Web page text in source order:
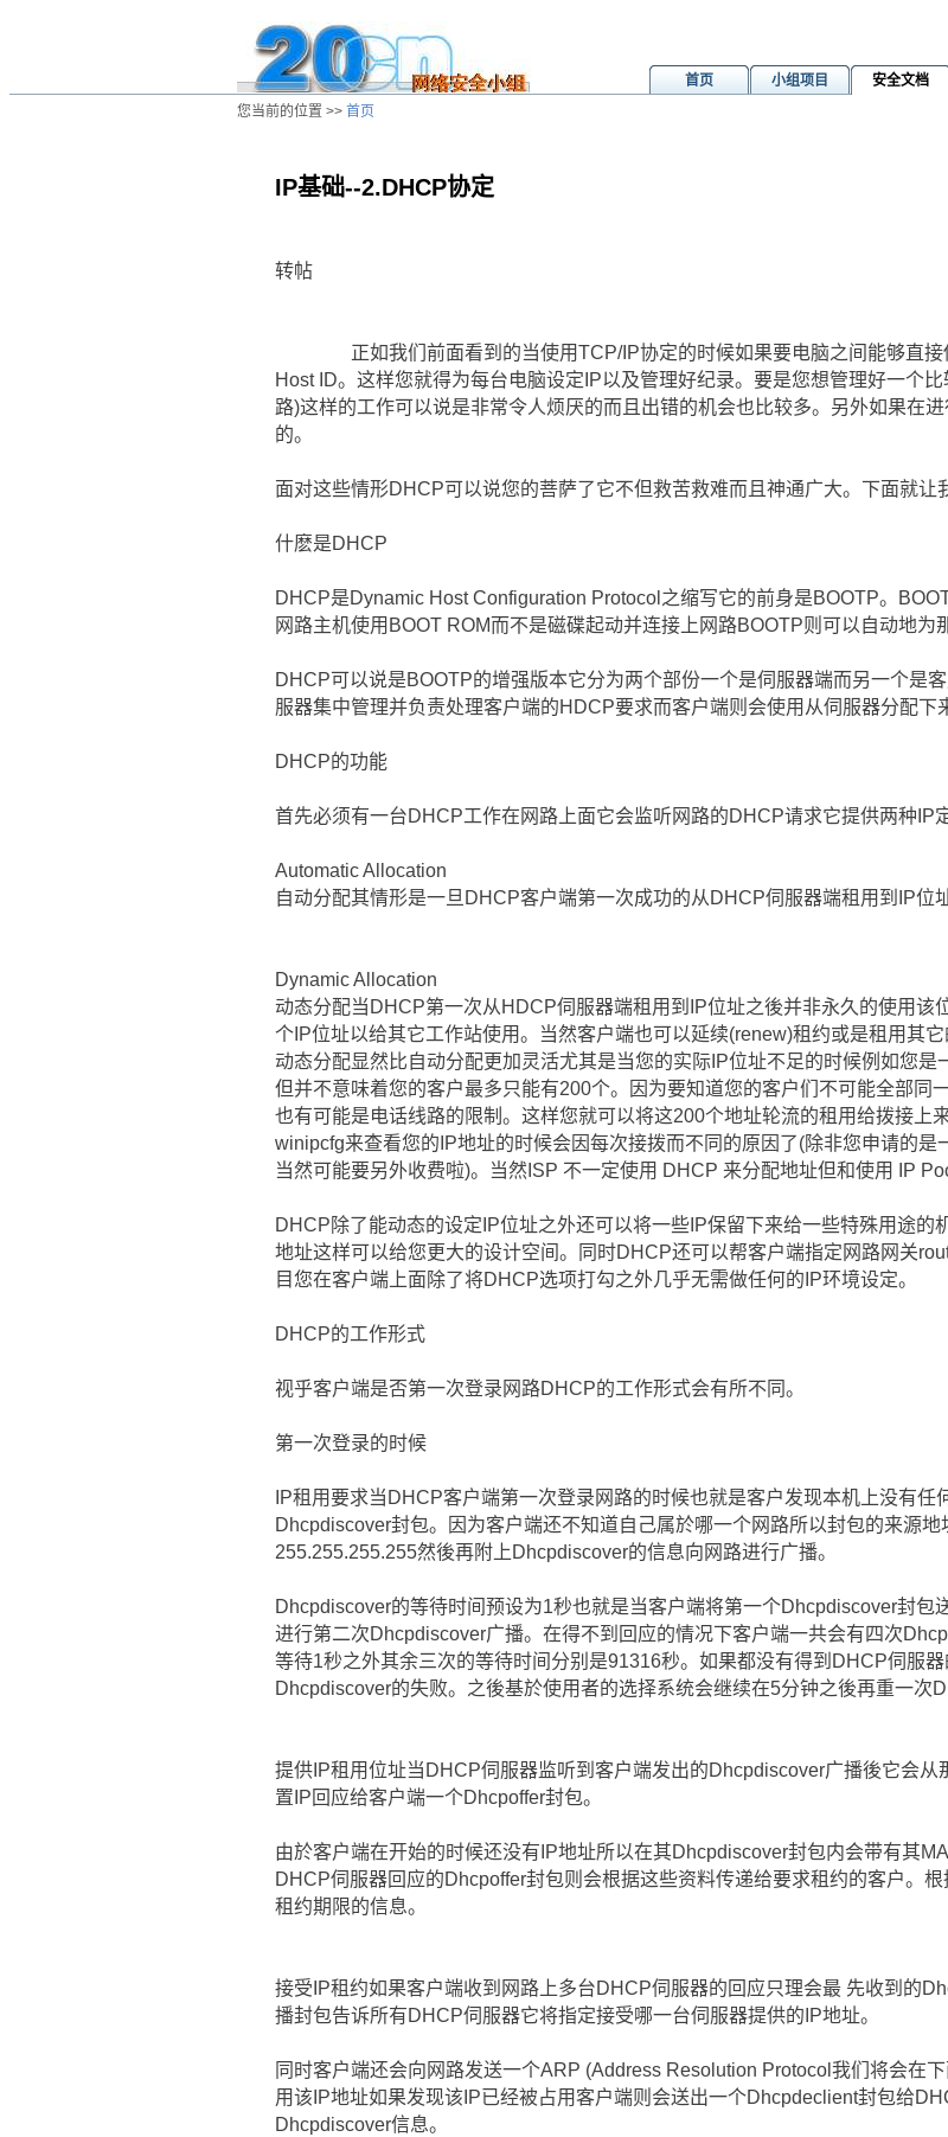
首页 小组项目 安全文档
您当前的位置 >> 首页
IP基础--2.DHCP协定
转帖
正如我们前面看到的当使用TCP/IP协定的时候如果要电脑之间能够直接
Host ID。这样您就得为每台电脑设定IP以及管理好纪录。要是您想管理好一个
路)这样的工作可以说是非常令人烦厌的而且出错的机会也比较多。另外如果在
的。
面对这些情形DHCP可以说您的菩萨了它不但救苦救难而且神通广大。下面就让
什麽是DHCP
DHCP是Dynamic Host Configuration Protocol之缩写它的前身是BOOTP。
网路主机使用BOOT ROM而不是磁碟起动并连接上网路BOOTP则可以自动地为
DHCP可以说是BOOTP的增强版本它分为两个部份一个是伺服器端而另一个是
服器集中管理并负责处理客户端的HDCP要求而客户端则会使用从伺服器分配下
DHCP的功能
首先必须有一台DHCP工作在网路上面它会监听网路的DHCP请求它提供两种IP
Automatic Allocation
自动分配其情形是一旦DHCP客户端第一次成功的从DHCP伺服器端租用到IP位
Dynamic Allocation
动态分配当DHCP第一次从HDCP伺服器端租用到IP位址之後并非永久的使用该
个IP位址以给其它工作站使用。当然客户端也可以延续(renew)租约或是租用其它
动态分配显然比自动分配更加灵活尤其是当您的实际IP位址不足的时候例如您
但并不意味着您的客户最多只能有200个。因为要知道您的客户们不可能全部同
也有可能是电话线路的限制。这样您就可以将这200个地址轮流的租用给拨接上
winipcfg来查看您的IP地址的时候会因每次接拨而不同的原因了(除非您申请的
当然可能要另外收费啦)。当然ISP 不一定使用 DHCP 来分配地址但和使用 IP
DHCP除了能动态的设定IP位址之外还可以将一些IP保留下来给一些特殊用途的
地址这样可以给您更大的设计空间。同时DHCP还可以帮客户端指定网路网关
目您在客户端上面除了将DHCP选项打勾之外几乎无需做任何的IP环境设定。
DHCP的工作形式
视乎客户端是否第一次登录网路DHCP的工作形式会有所不同。
第一次登录的时候
IP租用要求当DHCP客户端第一次登录网路的时候也就是客户发现本机上没有任
Dhcpdiscover封包。因为客户端还不知道自己属於哪一个网路所以封包的来源
255.255.255.255然後再附上Dhcpdiscover的信息向网路进行广播。
Dhcpdiscover的等待时间预设为1秒也就是当客户端将第一个Dhcpdiscover封包
进行第二次Dhcpdiscover广播。在得不到回应的情况下客户端一共会有四次
等待1秒之外其余三次的等待时间分别是91316秒。如果都没有得到DHCP伺服
Dhcpdiscover的失败。之後基於使用者的选择系统会继续在5分钟之後再重一次
提供IP租用位址当DHCP伺服器监听到客户端发出的Dhcpdiscover广播後它会
置IP回应给客户端一个Dhcpoffer封包。
由於客户端在开始的时候还没有IP地址所以在其Dhcpdiscover封包内会带有其
DHCP伺服器回应的Dhcpoffer封包则会根据这些资料传递给要求租约的客户。
租约期限的信息。
接受IP租约如果客户端收到网路上多台DHCP伺服器的回应只理会最 先收到的
播封包告诉所有DHCP伺服器它将指定接受哪一台伺服器提供的IP地址。
同时客户端还会向网路发送一个ARP (Address Resolution Protocol我们将会在
用该IP地址如果发现该IP已经被占用客户端则会送出一个Dhcpdeclient封包给
Dhcpdiscover信息。